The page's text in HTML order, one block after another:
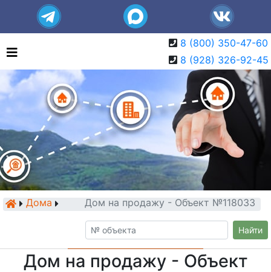
8 (800) 350-47-60
8 (928) 326-92-45
Дома Дом на продажу - Объект №118033
Найти
Дом на продажу - Объект